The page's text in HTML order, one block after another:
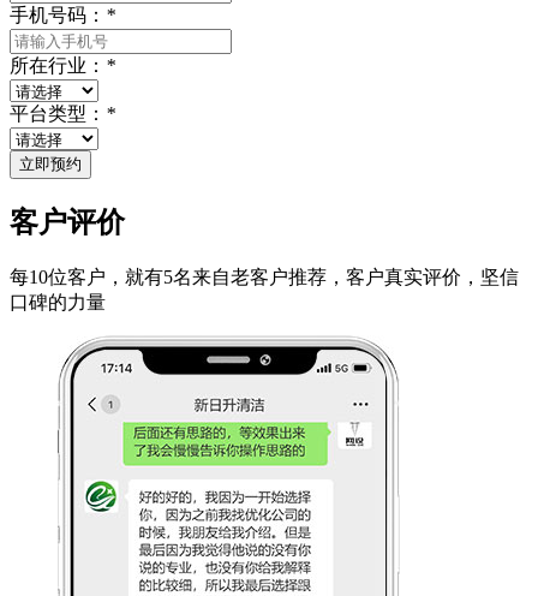
手机号码： *
所在行业： *
平台类型： *
客户评价
每10位客户，就有5名来自老客户推荐，客户真实评价，坚信
口碑的力量